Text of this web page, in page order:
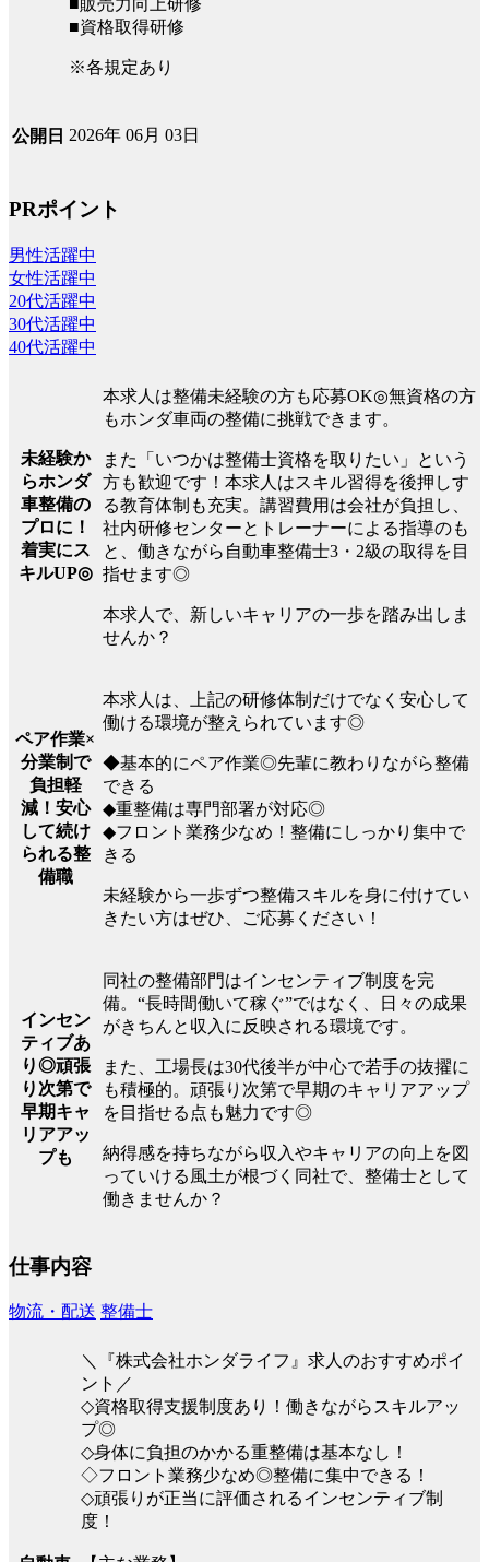
■販売力向上研修
■資格取得研修
※各規定あり
公開日 2026年 06月 03日
PRポイント
男性活躍中
女性活躍中
20代活躍中
30代活躍中
40代活躍中
未経験か
らホンダ
車整備の
プロに！
着実にス
キルUP◎
本求人は整備未経験の方も応募OK◎無資格の方
もホンダ車両の整備に挑戦できます。
また「いつかは整備士資格を取りたい」という
方も歓迎です！本求人はスキル習得を後押しす
る教育体制も充実。講習費用は会社が負担し、
社内研修センターとトレーナーによる指導のも
と、働きながら自動車整備士3・2級の取得を目
指せます◎
本求人で、新しいキャリアの一歩を踏み出しま
せんか？
ペア作業×
分業制で
負担軽
減！安心
して続け
られる整
備職
本求人は、上記の研修体制だけでなく安心して
働ける環境が整えられています◎
◆基本的にペア作業◎先輩に教わりながら整備
できる
◆重整備は専門部署が対応◎
◆フロント業務少なめ！整備にしっかり集中で
きる
未経験から一歩ずつ整備スキルを身に付けてい
きたい方はぜひ、ご応募ください！
インセン
ティブあ
り◎頑張
り次第で
早期キャ
リアアッ
プも
同社の整備部門はインセンティブ制度を完
備。“長時間働いて稼ぐ”ではなく、日々の成果
がきちんと収入に反映される環境です。
また、工場長は30代後半が中心で若手の抜擢に
も積極的。頑張り次第で早期のキャリアアップ
を目指せる点も魅力です◎
納得感を持ちながら収入やキャリアの向上を図
っていける風土が根づく同社で、整備士として
働きませんか？
仕事内容
物流・配送 整備士
＼『株式会社ホンダライフ』求人のおすすめポイ
ント／
◇資格取得支援制度あり！働きながらスキルアッ
プ◎
◇身体に負担のかかる重整備は基本なし！
◇フロント業務少なめ◎整備に集中できる！
◇頑張りが正当に評価されるインセンティブ制
度！